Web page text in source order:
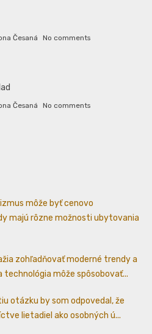
Česaná No comments
Česaná No comments
môže byť cenovo
majú rôzne možnosti ubytovania
zohľadňovať moderné trendy a
technológia môže spôsobovať...
otázku by som odpovedal, že
lietadiel ako osobných ú...